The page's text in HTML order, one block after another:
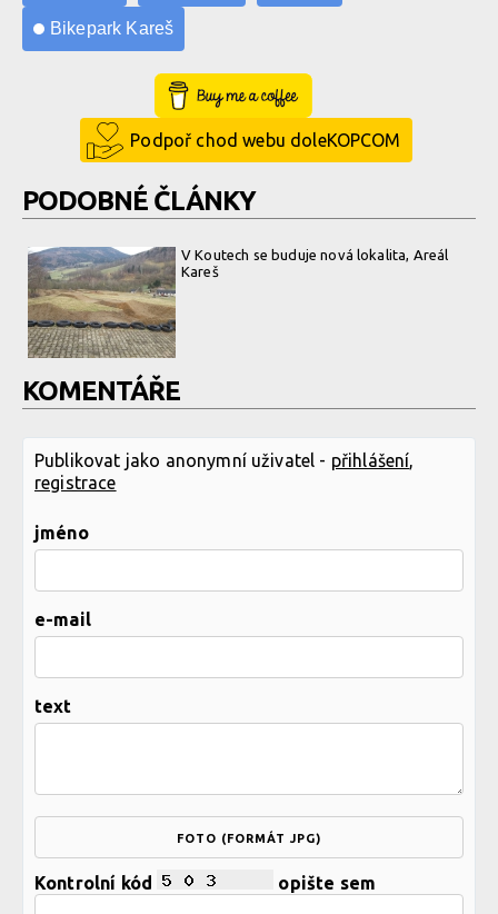
Bikepark Kareš
Buy Me a Coffee
Podpoř chod webu doleKOPCOM
PODOBNÉ ČLÁNKY
V Koutech se buduje nová lokalita, Areál
Kareš
KOMENTÁŘE
Publikovat jako anonymní uživatel - přihlášení,
registrace
jméno
e-mail
text
FOTO (FORMÁT JPG)
Kontrolní kód opište sem